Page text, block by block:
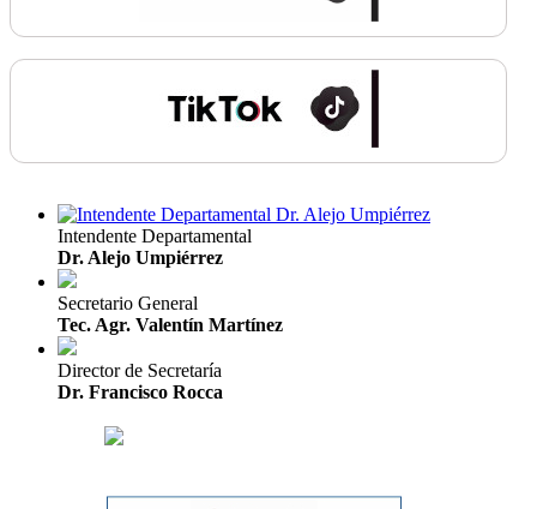
Intendente Departamental
Dr. Alejo Umpiérrez
Secretario General
Tec. Agr. Valentín Martínez
Director de Secretaría
Dr. Francisco Rocca